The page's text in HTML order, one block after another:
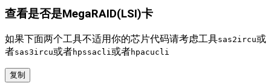
查看是否是MegaRAID(LSI)卡
如果下面两个工具不适用你的芯片代码请考虑工具sas2ircu或
者sas3ircu或者hpssacli 或者hpacucli
复制